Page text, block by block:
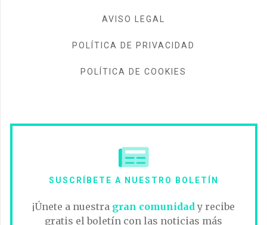
AVISO LEGAL
POLÍTICA DE PRIVACIDAD
POLÍTICA DE COOKIES
SUSCRÍBETE A NUESTRO BOLETÍN
¡Únete a nuestra gran comunidad y recibe
gratis el boletín con las noticias más